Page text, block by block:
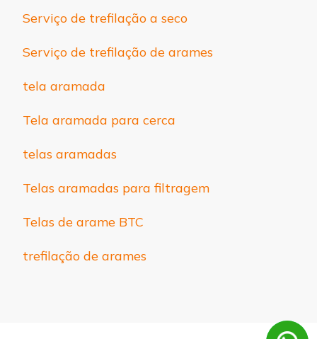
Serviço de trefilação a seco
Serviço de trefilação de arames
tela aramada
Tela aramada para cerca
telas aramadas
Telas aramadas para filtragem
Telas de arame BTC
trefilação de arames